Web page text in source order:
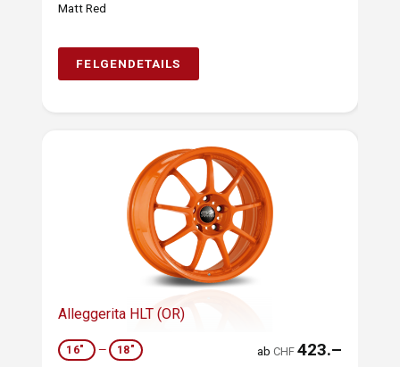
Matt Red
FELGENDETAILS
Alleggerita HLT (OR)
16" — 18" abCHF 423.–